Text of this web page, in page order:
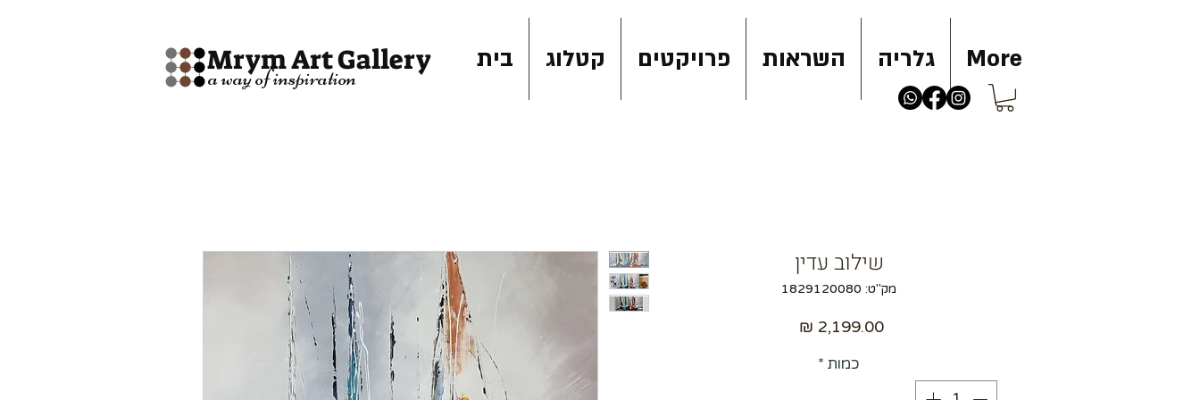
Mrym Art Gallery
a way of inspiration
בית קטלוג פרויקטים השראות גלריה More
שילוב עדין
מק"ט: 1829120080
‏2,199.00 ‏₪
כמות *